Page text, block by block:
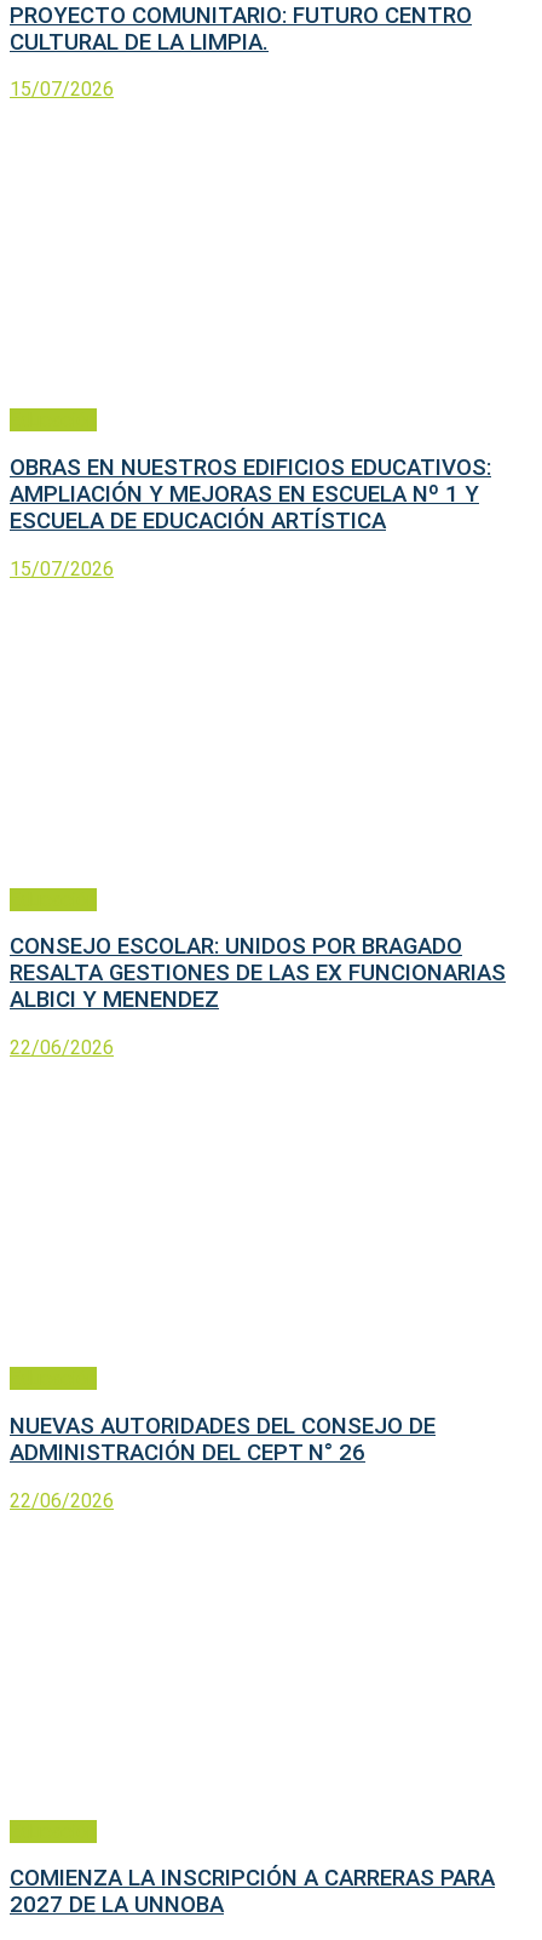
PROYECTO COMUNITARIO: FUTURO CENTRO
CULTURAL DE LA LIMPIA.
15/07/2026
OBRAS EN NUESTROS EDIFICIOS EDUCATIVOS:
AMPLIACIÓN Y MEJORAS EN ESCUELA Nº 1 Y
ESCUELA DE EDUCACIÓN ARTÍSTICA
15/07/2026
CONSEJO ESCOLAR: UNIDOS POR BRAGADO
RESALTA GESTIONES DE LAS EX FUNCIONARIAS
ALBICI Y MENENDEZ
22/06/2026
NUEVAS AUTORIDADES DEL CONSEJO DE
ADMINISTRACIÓN DEL CEPT N° 26
22/06/2026
COMIENZA LA INSCRIPCIÓN A CARRERAS PARA
2027 DE LA UNNOBA